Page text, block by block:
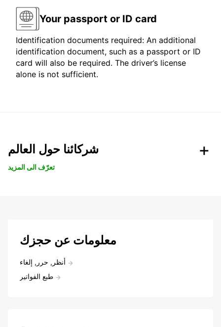
Your passport or ID card
Identification documents required: An additional
identification document, such as a passport or ID
card will also be required. The driver’s license
alone is not sufficient.
شركائنا حول العالم
تعرّف الى المزيد
معلومات عن حجزك
أنظر, حرر, إلغاء
طبع الفواتير